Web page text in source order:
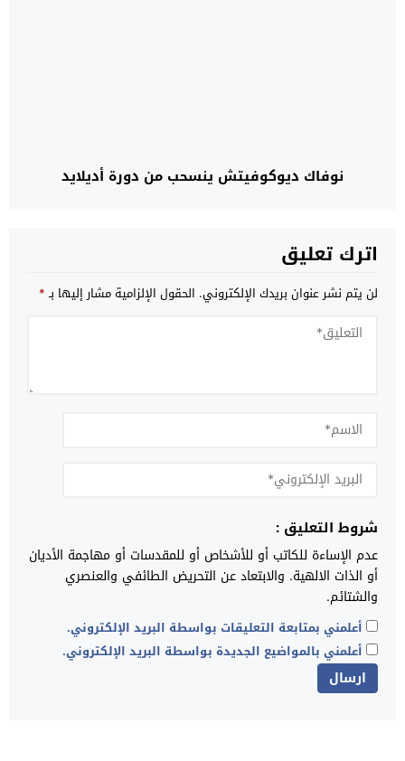
نوفاك ديوكوفيتش ينسحب من دورة أديلايد
اترك تعليق
لن يتم نشر عنوان بريدك الإلكتروني. الحقول الإلزامية مشار إليها بـ*
شروط التعليق :
عدم الإساءة للكاتب أو للأشخاص أو للمقدسات أو مهاجمة الأديان
أو الذات الالهية. والابتعاد عن التحريض الطائفي والعنصري
والشتائم.
أعلمني بمتابعة التعليقات بواسطة البريد الإلكتروني.
أعلمني بالمواضيع الجديدة بواسطة البريد الإلكتروني.